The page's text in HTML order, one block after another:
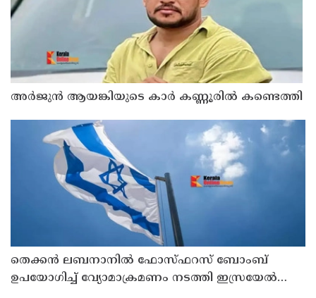
അർജുൻ ആയങ്കിയുടെ കാർ കണ്ണൂരിൽ കണ്ടെത്തി
തെക്കൻ ലബനാനിൽ ഫോസ്ഫറസ് ബോംബ്
ഉപയോഗിച്ച് വ്യോമാക്രമണം നടത്തി ഇസ്രയേൽ